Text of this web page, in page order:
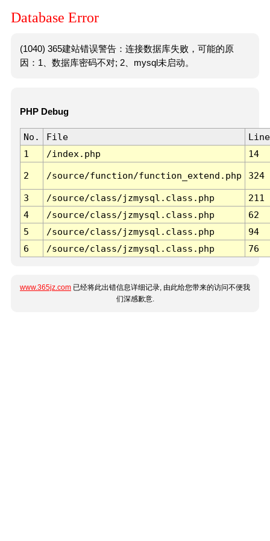
Database Error
(1040) 365建站错误警告：连接数据库失败，可能的原
因：1、数据库密码不对; 2、mysql未启动。
PHP Debug
No. File
Line
1
/index.php 14
2 /source/function/function_extend.php 324
3 /source/class/jzmysql.class.php
211
4
/source/class/jzmysql.class.php
62
5
/source/class/jzmysql.class.php
94
6
/source/class/jzmysql.class.php 76
www.365jz.com 已经将此出错信息详细记录, 由此给您带来的访问不便我
们深感歉意.